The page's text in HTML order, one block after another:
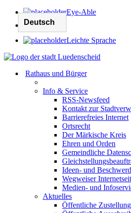
Eye-Able
Leichte Sprache
Rathaus und Bürger
Info & Service
RSS-Newsfeed
Kontakt zur
Barrierefreies Internet
Ortsrecht
Der Märkische Kreis
Ehren und Orden
Gemeindliche
Ideen- und
Wegweiser
Medien- und
Aktuelles
Öffentliche